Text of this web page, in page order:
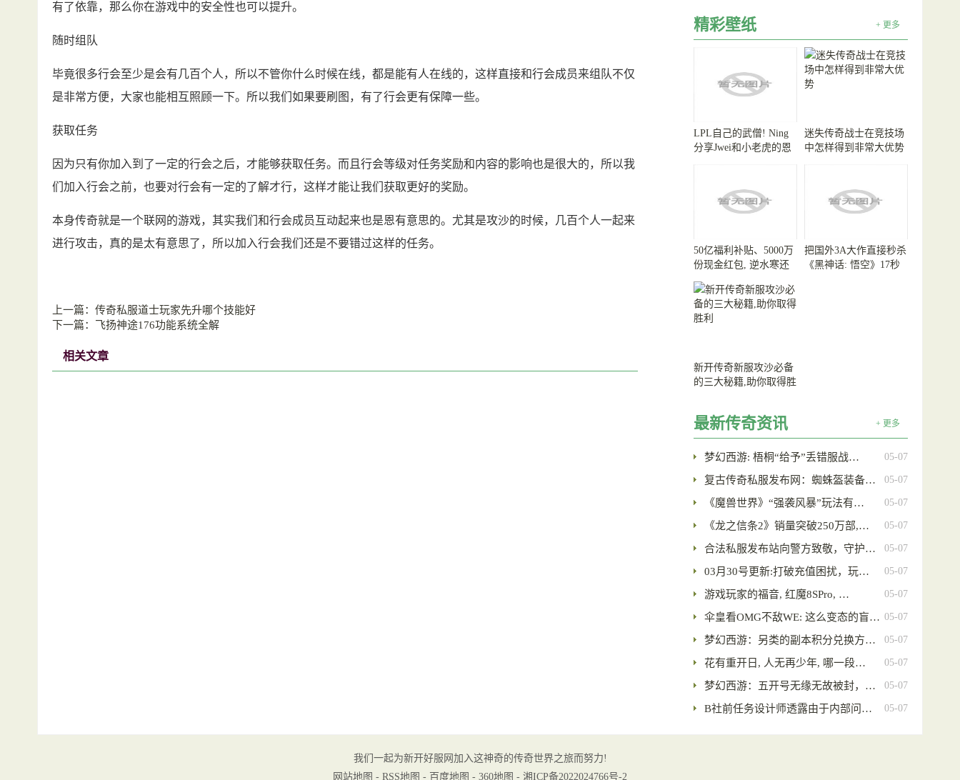
有了依靠，那么你在游戏中的安全性也可以提升。
随时组队
毕竟很多行会至少是会有几百个人，所以不管你什么时候在线，都是能有人在线的，这样直接和行会成员来组队不仅
是非常方便，大家也能相互照顾一下。所以我们如果要刷图，有了行会更有保障一些。
获取任务
因为只有你加入到了一定的行会之后，才能够获取任务。而且行会等级对任务奖励和内容的影响也是很大的，所以我
们加入行会之前，也要对行会有一定的了解才行，这样才能让我们获取更好的奖励。
本身传奇就是一个联网的游戏，其实我们和行会成员互动起来也是恩有意思的。尤其是攻沙的时候，几百个人一起来
进行攻击，真的是太有意思了，所以加入行会我们还是不要错过这样的任务。
上一篇： 传奇私服道士玩家先升哪个技能好
下一篇： 飞扬神途176功能系统全解
相关文章
精彩壁纸 + 更多
LPL自己的武僧! Ning
分享Jwei和小老虎的恩
迷失传奇战士在竞技场
中怎样得到非常大优势
50亿福利补贴、5000万
份现金红包, 逆水寒还
真把财神爷给请来了
把国外3A大作直接秒杀
《黑神话: 悟空》17秒
新开传奇新服攻沙必备
的三大秘籍,助你取得胜
最新传奇资讯 + 更多
05-07
梦幻西游: 梧桐“给予”丢错服战…
05-07
复古传奇私服发布网：蜘蛛盔装备…
05-07
《魔兽世界》“强袭风暴”玩法有…
05-07
《龙之信条2》销量突破250万部,…
05-07
合法私服发布站向警方致敬，守护…
05-07
03月30号更新:打破充值困扰，玩…
05-07
游戏玩家的福音, 红魔8SPro, …
05-07
伞皇看OMG不敌WE: 这么变态的盲…
05-07
梦幻西游：另类的副本积分兑换方…
05-07
花有重开日, 人无再少年, 哪一段…
05-07
梦幻西游：五开号无缘无故被封，…
05-07
B社前任务设计师透露由于内部问…
我们一起为新开好服网加入这神奇的传奇世界之旅而努力!
网站地图 - RSS地图 - 百度地图 - 360地图 - 湘ICP备2022024766号-2